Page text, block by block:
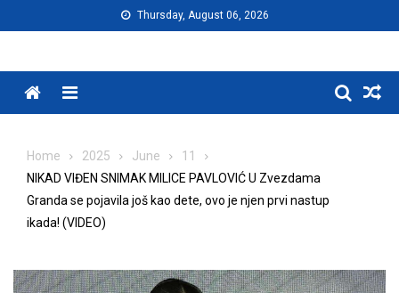
to
Thursday, August 06, 2026
Menu
Home 2025 June
11
NIKAD VIĐEN SNIMAK MILICE PAVLOVIĆ U Zvezdama
Granda se pojavila još kao dete, ovo je njen prvi nastup
ikada! (VIDEO)